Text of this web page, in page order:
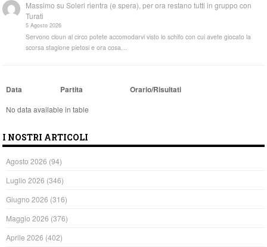
Massimo suSoleri rientra (e spera), per ora restano tutti in gruppo con
Turati
5 Agosto 2026
Servono cloun al circo potete accomodarvi visto lo schifo con cui avete giocato la
scorsa stagione pietosi e ora cosa…
Data Partita Orario/Risultati
No data available in table
I NOSTRI ARTICOLI
Agosto 2026 (94)
Luglio 2026 (346)
Giugno 2026 (316)
Maggio 2026 (376)
Aprile 2026 (402)